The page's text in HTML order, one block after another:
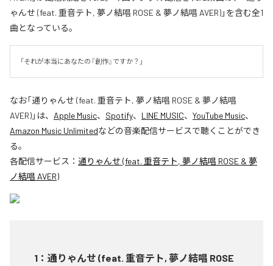
ゃんせ (feat. 重音テト, 夢ノ結唱 ROSE & 夢ノ結唱 AVER)」を含む全1
曲となっている。
「それが本当にあなたの『創作』ですか？」
なお「通りゃんせ (feat. 重音テト, 夢ノ結唱 ROSE & 夢ノ結唱
AVER)」は、 Apple Music、 Spotify、 LINE MUSIC、 YouTube Music、
Amazon Music Unlimitedなどの音楽配信サービスで聴くことができ
る。
各配信サービス： 通りゃんせ (feat. 重音テト, 夢ノ結唱 ROSE & 夢
ノ結唱 AVER)
1 ： 通りゃんせ (feat. 重音テト, 夢ノ結唱 ROSE